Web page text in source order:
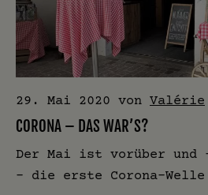
29. Mai 2020 von Valérie
CORONA – DAS WAR’S?
Der Mai ist vorüber und
– die erste Corona-